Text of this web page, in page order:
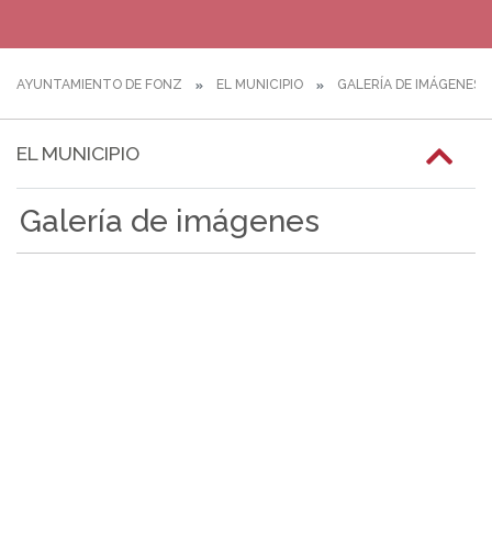
AYUNTAMIENTO DE FONZ EL MUNICIPIO GALERÍA DE IMÁGENES
EL MUNICIPIO
Galería de imágenes